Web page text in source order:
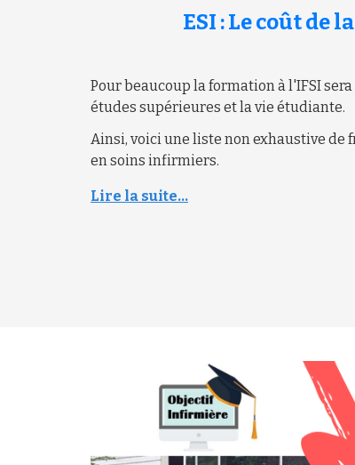
ESI : Le coût de
Pour beaucoup la formation à l'IFSI
études supérieures et la vie étudiante.
Ainsi, voici une liste non exhaustive de
en soins infirmiers.
Lire la suite...